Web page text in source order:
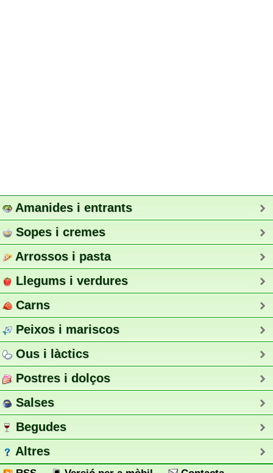
Amanides i entrants
Sopes i cremes
Arrossos i pasta
Llegums i verdures
Carns
Peixos i mariscos
Ous i làctics
Postres i dolços
Salses
Begudes
Altres